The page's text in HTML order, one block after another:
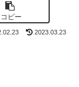
コピー
2023.03.23